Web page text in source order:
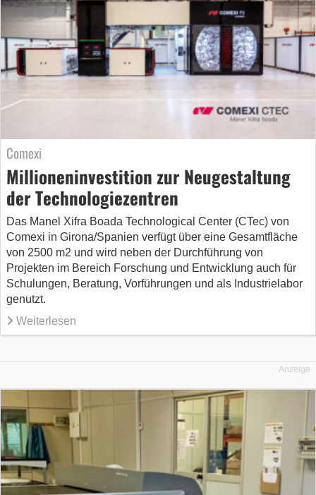
Comexi
Millioneninvestition zur Neugestaltung
der Technologiezentren
Das Manel Xifra Boada Technological Center (CTec) von
Comexi in Girona/Spanien verfügt über eine Gesamtfläche
von 2500 m2 und wird neben der Durchführung von
Projekten im Bereich Forschung und Entwicklung auch für
Schulungen, Beratung, Vorführungen und als Industrielabor
genutzt.
Weiterlesen
Anzeige